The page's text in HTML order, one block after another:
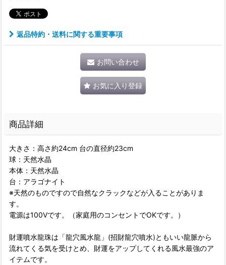
返品特約・送料に関する重要事項
お問い合わせ
お気に入り登録
商品詳細
大きさ：高さ約24cm 台の直径約23cm
球：天然水晶
本体：天然水晶
台：アラゴナイト
※天然のものですので自然なクラックなどが入ることがありま
す。
電源は100Vです。（家庭用のコンセントでOKです。）
財運噴水龍珠は「龍穴風水龍」(招財龍穴噴水)ともいい龍脈から
流れてくる気を受けとめ、財運をアップしてくれる風水最強のア
イテムです。